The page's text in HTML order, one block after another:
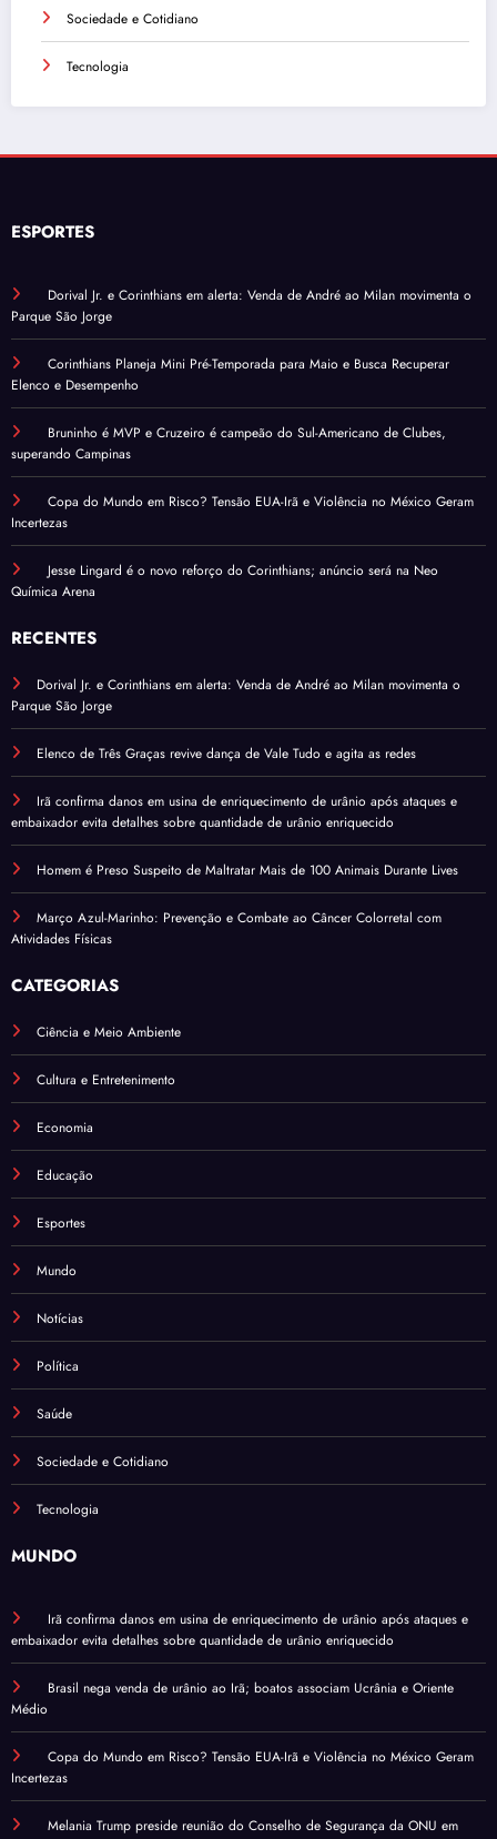
Sociedade e Cotidiano
Tecnologia
ESPORTES
Dorival Jr. e Corinthians em alerta: Venda de André ao Milan movimenta o
Parque São Jorge
Corinthians Planeja Mini Pré-Temporada para Maio e Busca Recuperar
Elenco e Desempenho
Bruninho é MVP e Cruzeiro é campeão do Sul-Americano de Clubes,
superando Campinas
Copa do Mundo em Risco? Tensão EUA-Irã e Violência no México Geram
Incertezas
Jesse Lingard é o novo reforço do Corinthians; anúncio será na Neo
Química Arena
RECENTES
Dorival Jr. e Corinthians em alerta: Venda de André ao Milan movimenta o
Parque São Jorge
Elenco de Três Graças revive dança de Vale Tudo e agita as redes
Irã confirma danos em usina de enriquecimento de urânio após ataques e
embaixador evita detalhes sobre quantidade de urânio enriquecido
Homem é Preso Suspeito de Maltratar Mais de 100 Animais Durante Lives
Março Azul-Marinho: Prevenção e Combate ao Câncer Colorretal com
Atividades Físicas
CATEGORIAS
Ciência e Meio Ambiente
Cultura e Entretenimento
Economia
Educação
Esportes
Mundo
Notícias
Política
Saúde
Sociedade e Cotidiano
Tecnologia
MUNDO
Irã confirma danos em usina de enriquecimento de urânio após ataques e
embaixador evita detalhes sobre quantidade de urânio enriquecido
Brasil nega venda de urânio ao Irã; boatos associam Ucrânia e Oriente
Médio
Copa do Mundo em Risco? Tensão EUA-Irã e Violência no México Geram
Incertezas
Melania Trump preside reunião do Conselho de Segurança da ONU em